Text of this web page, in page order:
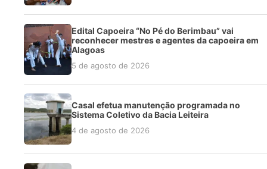
Edital Capoeira “No Pé do Berimbau” vai
reconhecer mestres e agentes da capoeira em
Alagoas
5 de agosto de 2026
Casal efetua manutenção programada no
Sistema Coletivo da Bacia Leiteira
4 de agosto de 2026